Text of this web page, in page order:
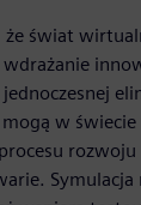
świat
w
Symulacja